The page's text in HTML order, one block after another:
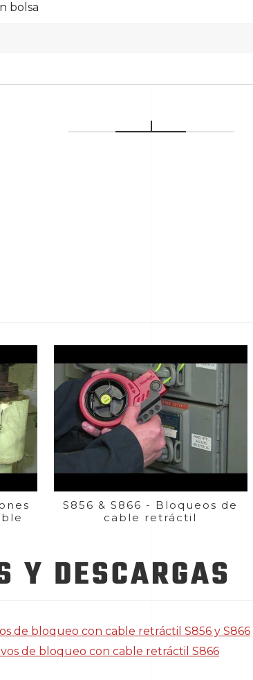
bolsa
S856 & S866 - Bloqueos de
cable retráctil
Y DESCARGAS
de bloqueo con cable retráctil S856 y S866
de bloqueo con cable retráctil S866